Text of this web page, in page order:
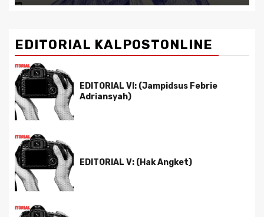
EDITORIAL KALPOSTONLINE
EDITORIAL VI: (Jampidsus Febrie
Adriansyah)
EDITORIAL V: (Hak Angket)